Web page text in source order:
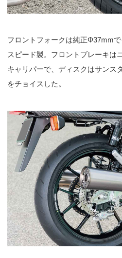
フロントフォークは純正Φ37mm
スピード製。フロントブレーキは
キャリパーで、ディスクはサンス
をチョイスした。